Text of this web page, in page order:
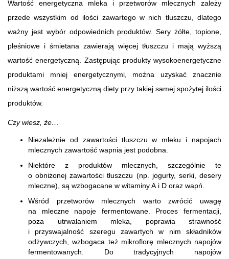
Wartość energetyczna mleka i przetworów mlecznych zależy
przede wszystkim od ilości zawartego w nich tłuszczu, dlatego
ważny jest wybór odpowiednich produktów. Sery żółte, topione,
pleśniowe i śmietana zawierają więcej tłuszczu i mają wyższą
wartość energetyczną. Zastępując produkty wysokoenergetyczne
produktami mniej energetycznymi, można uzyskać znacznie
niższą wartość energetyczną diety przy takiej samej spożytej ilości
produktów.
Czy wiesz, że…
Niezależnie od zawartości tłuszczu w mleku i napojach
mlecznych zawartość wapnia jest podobna.
Niektóre z produktów mlecznych, szczególnie te
o obniżonej zawartości tłuszczu (np. jogurty, serki, desery
mleczne), są wzbogacane w witaminy A i D oraz wapń.
Wśród przetworów mlecznych warto zwrócić uwagę
na mleczne napoje fermentowane. Proces fermentacji,
poza utrwalaniem mleka, poprawia strawność
i przyswajalność szeregu zawartych w nim składników
odżywczych, wzbogaca też mikroflorę mlecznych napojów
fermentowanych. Do tradycyjnych napojów